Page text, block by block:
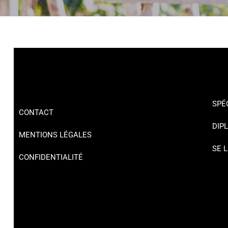
CONTACT
MENTIONS LÉGALES
CONFIDENTIALITÉ
SE